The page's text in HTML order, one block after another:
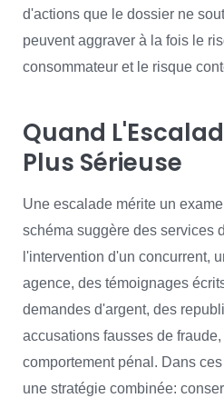
d'actions que le dossier ne
peuvent aggraver à la fois le
consommateur et le risque
Quand
Plus Sérieuse
Une escalade mérite un
schéma suggère des services
l'intervention d'un concurrent,
agence, des témoignages
demandes d'argent, des
accusations fausses de
comportement pénal. Dans
une stratégie combinée: